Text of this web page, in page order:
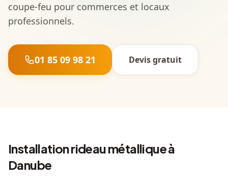
coupe-feu pour commerces et locaux
professionnels.
01 85 09 98 21 Devis gratuit
Installation rideau métallique à
Danube